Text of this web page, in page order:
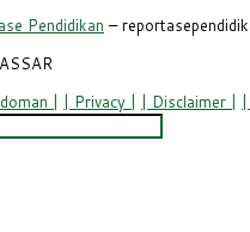
Pendidikan –
| | Privacy | | Disclaimer |